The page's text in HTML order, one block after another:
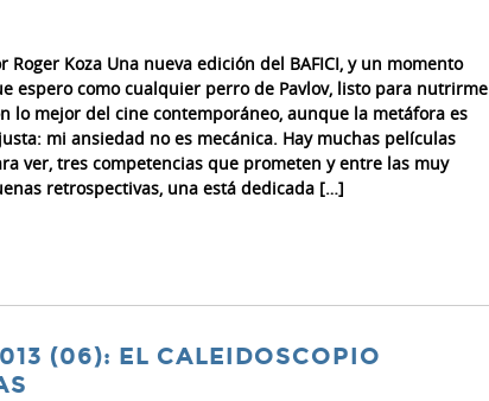
Roger Koza Una nueva edición del BAFICI, y un momento
espero como cualquier perro de Pavlov, listo para nutrirme
lo mejor del cine contemporáneo, aunque la metáfora es
mi ansiedad no es mecánica. Hay muchas películas
ver, tres competencias que prometen y entre las muy
retrospectivas, una está dedicada […]
(06): EL CALEIDOSCOPIO